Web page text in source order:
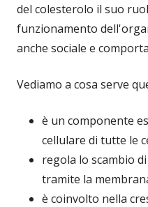
del colesterolo il suo
funzionamento
anche sociale e
Vediamo a cosa serve
è un componente
cellulare di tutte le
regola lo scambio
tramite la
è coinvolto nella